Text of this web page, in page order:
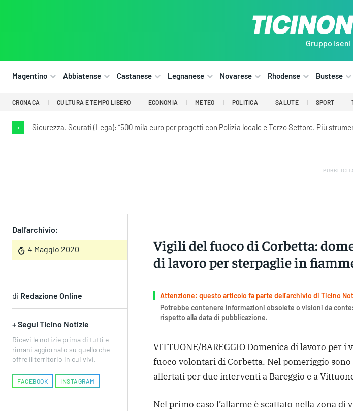
Gruppo
Magentino Abbiatense Castanese Legnanese Novarese Rhodense Bustese
CRONACA CULTURA E TEMPO LIBERO ECONOMIA METEO POLITICA SALUTE SPORT
• Sicurezza. Scurati (Lega): “500 mila euro per progetti con Polizia locale e Terzo Settore. Più
―
Dall'archivio:
4 Maggio 2020
Vigili del fuoco di Corbetta:
di lavoro per sterpaglie in
di Redazione Online
+ Segui Ticino Notizie
Ricevi le notizie prima di tutti e
rimani aggiornato su quello che
offre il territorio in cui vivi.
FACEBOOK INSTAGRAM
Attenzione: questo articolo fa parte dell'archivio di Ticino
Potrebbe contenere informazioni obsolete o visioni da
rispetto alla data di pubblicazione.
VITTUONE/BAREGGIO Domenica di lavoro per i
fuoco volontari di Corbetta. Nel pomeriggio sono
allertati per due interventi a Bareggio e a
Nel primo caso l’allarme è scattato nella zona di